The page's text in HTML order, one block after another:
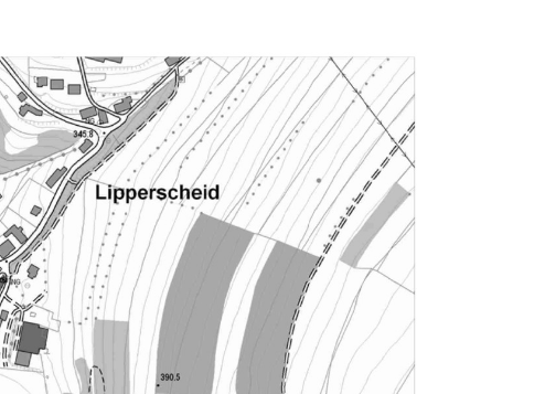
Entlastungsbauwerk Schnitt C-